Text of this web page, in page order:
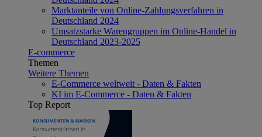
Marktanteile von Online-Zahlungsverfahren in
Deutschland 2024
Umsatzstarke Warengruppen im Online-Handel in
Deutschland 2023-2025
E-commerce
Themen
Weitere Themen
E-Commerce weltweit - Daten & Fakten
KI im E-Commerce - Daten & Fakten
Top Report